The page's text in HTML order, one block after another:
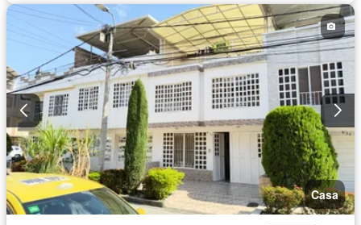
Seguridad privada
Piscina Wifi
Permite mascotas
Permite niños
Casa